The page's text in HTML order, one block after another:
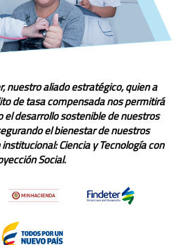
nuestro aliado estratégico, quien a
de tasa compensada nos permitirá
desarrollo sostenible de nuestros
el bienestar de nuestros
Ciencia y Tecnología con
Social.